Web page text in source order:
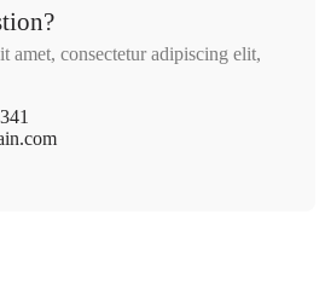
amet, consectetur adipiscing elit,